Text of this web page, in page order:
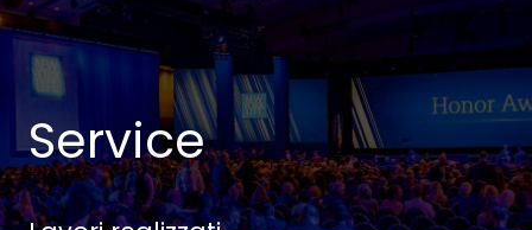
Service